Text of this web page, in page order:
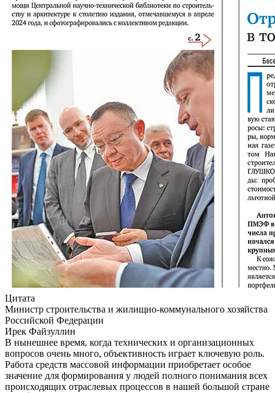
Цитата
Министр строительства и жилищно-коммунального хозяйства
Российской Федерации
Ирек Файзуллин
В нынешнее время, когда технических и организационных
вопросов очень много, объективность играет ключевую роль.
Работа средств массовой информации приобретает особое
значение для формирования у людей полного понимания всех
происходящих отраслевых процессов в нашей большой стране